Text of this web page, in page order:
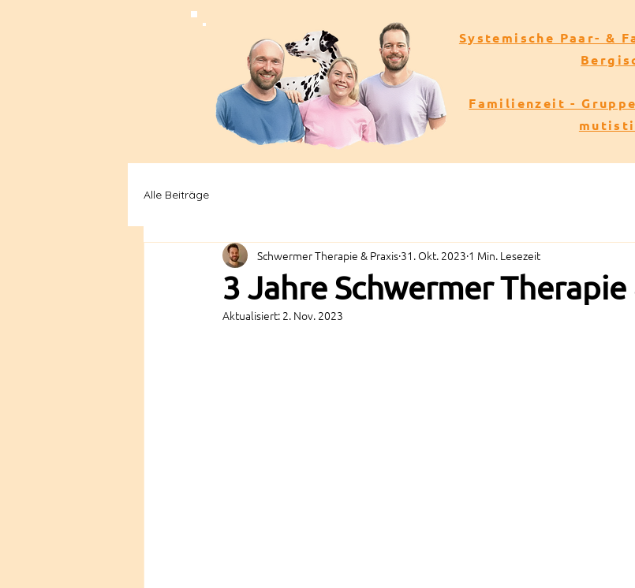
Systemische Paar- &
Familienzeit -
Alle Beiträge
3 Jahre Schwermer Therapie
Schwermer Therapie & Praxis 31. Okt. 2023 1 Min. Lesezeit
Aktualisiert: 2. Nov. 2023